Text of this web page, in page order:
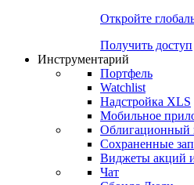
Откройте
Получить доступ
Инструментарий
Портфель
Watchlist
Надстройка XLS
Мобильное
Облигационный
Сохраненные
Виджеты акций
Чат